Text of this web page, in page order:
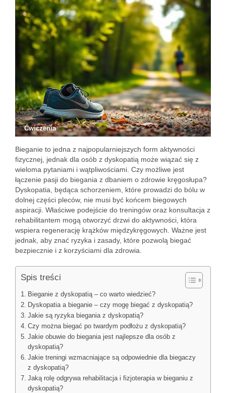
Ćwiczenia
Bieganie to jedna z najpopularniejszych form aktywności
fizycznej, jednak dla osób z dyskopatią może wiązać się z
wieloma pytaniami i wątpliwościami. Czy możliwe jest
łączenie pasji do biegania z dbaniem o zdrowie kręgosłupa?
Dyskopatia, będąca schorzeniem, które prowadzi do bólu w
dolnej części pleców, nie musi być końcem biegowych
aspiracji. Właściwe podejście do treningów oraz konsultacja z
rehabilitantem mogą otworzyć drzwi do aktywności, która
wspiera regenerację krążków międzykręgowych. Ważne jest
jednak, aby znać ryzyka i zasady, które pozwolą biegać
bezpiecznie i z korzyściami dla zdrowia.
Spis treści
Bieganie z dyskopatią – co warto wiedzieć?
Dyskopatia a bieganie – czy mogę biegać z dyskopatią?
Jakie są ryzyka biegania z dyskopatią?
Czy można biegać po twardym podłożu z dyskopatią?
Jakie obuwie do biegania jest najlepsze dla osób z
dyskopatią?
Jakie treningi wzmacniające są odpowiednie dla biegaczy
z dyskopatią?
Jaką rolę odgrywa rehabilitacja i fizjoterapia w bieganiu z
dyskopatią?